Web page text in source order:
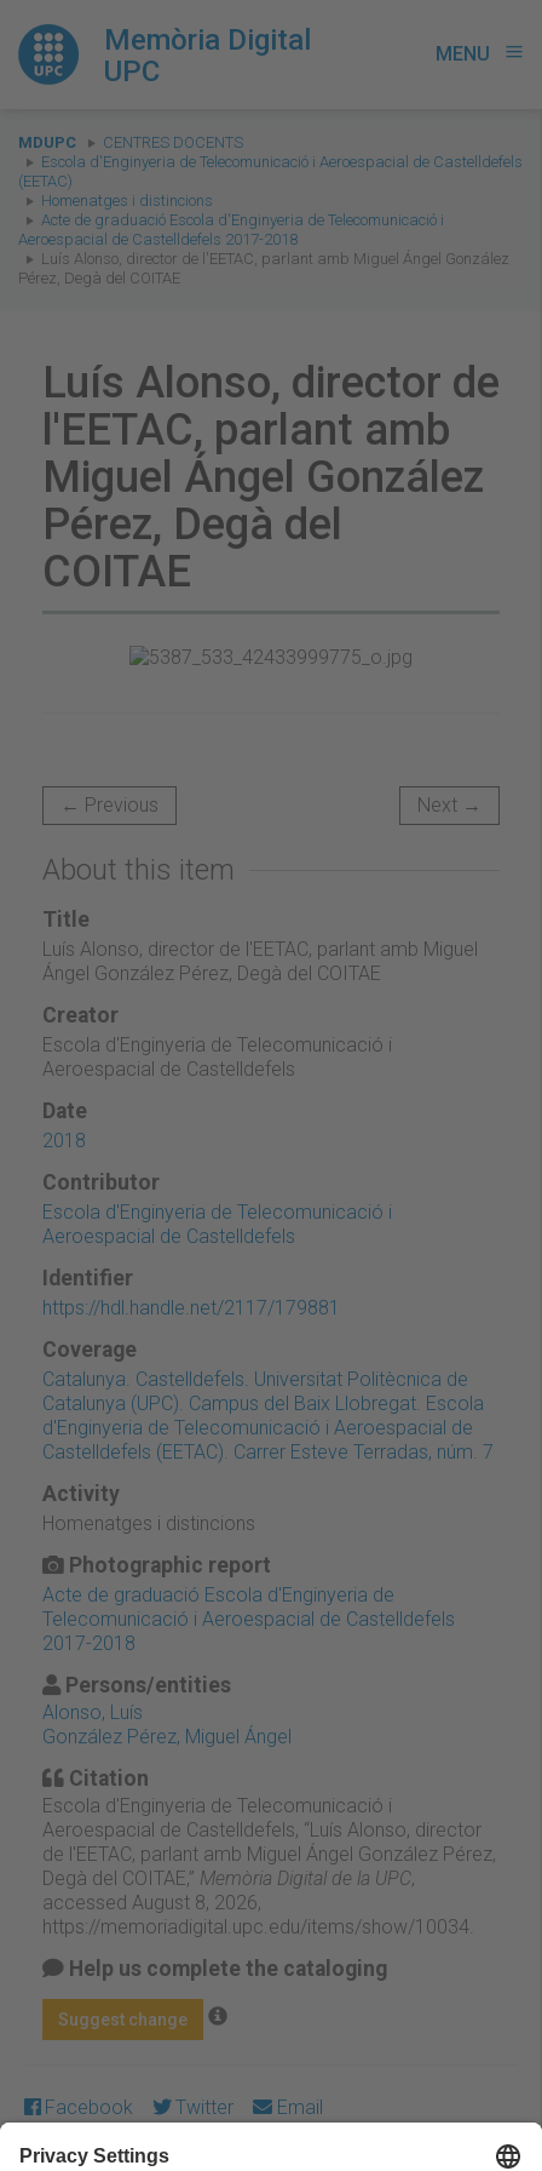
Memòria Digital
UPC
MENU menu
You
are
here:
MDUPC
CENTRES DOCENTS
Escola d'Enginyeria de Telecomunicació i Aeroespacial de Castelldefels
(EETAC)
Homenatges i distincions
Acte de graduació Escola d'Enginyeria de Telecomunicació i
Aeroespacial de Castelldefels 2017-2018
Luís Alonso, director de l'EETAC, parlant amb Miguel Ángel González
Pérez, Degà del COITAE
Luís Alonso, director de
l'EETAC, parlant amb
Miguel Ángel González
Pérez, Degà del
COITAE
← Previous Next →
About this item
Title
Luís Alonso, director de l'EETAC, parlant amb Miguel
Ángel González Pérez, Degà del COITAE
Creator
Escola d'Enginyeria de Telecomunicació i
Aeroespacial de Castelldefels
Date
2018
Contributor
Escola d'Enginyeria de Telecomunicació i
Aeroespacial de Castelldefels
Identifier
https://hdl.handle.net/2117/179881
Coverage
Catalunya. Castelldefels. Universitat Politècnica de
Catalunya (UPC). Campus del Baix Llobregat. Escola
d'Enginyeria de Telecomunicació i Aeroespacial de
Castelldefels (EETAC). Carrer Esteve Terradas, núm. 7
Activity
Homenatges i distincions
Photographic report
Acte de graduació Escola d'Enginyeria de
Telecomunicació i Aeroespacial de Castelldefels
2017-2018
Persons/entities
Alonso, Luís
González Pérez, Miguel Ángel
Citation
Escola d'Enginyeria de Telecomunicació i
Aeroespacial de Castelldefels, “Luís Alonso, director
de l'EETAC, parlant amb Miguel Ángel González Pérez,
Degà del COITAE,” Memòria Digital de la UPC,
accessed August 8, 2026,
https://memoriadigital.upc.edu/items/show/10034
Help us complete the cataloging
Suggest change
Facebook Twitter Email